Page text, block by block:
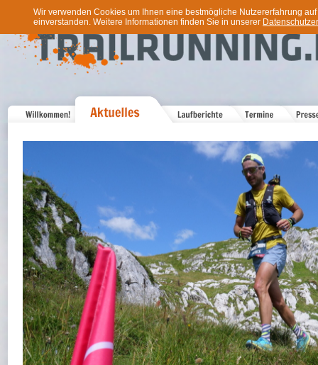
Wir verwenden Cookies um Ihnen eine bestmögliche Nutzererfahrung
einverstanden. Weitere Informationen finden Sie in unserer